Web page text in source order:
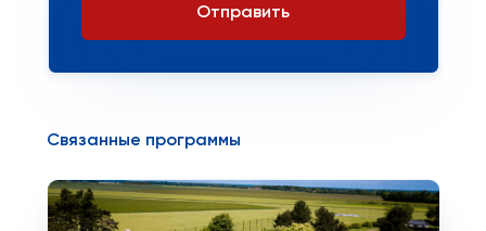
Отправить
Связанные программы